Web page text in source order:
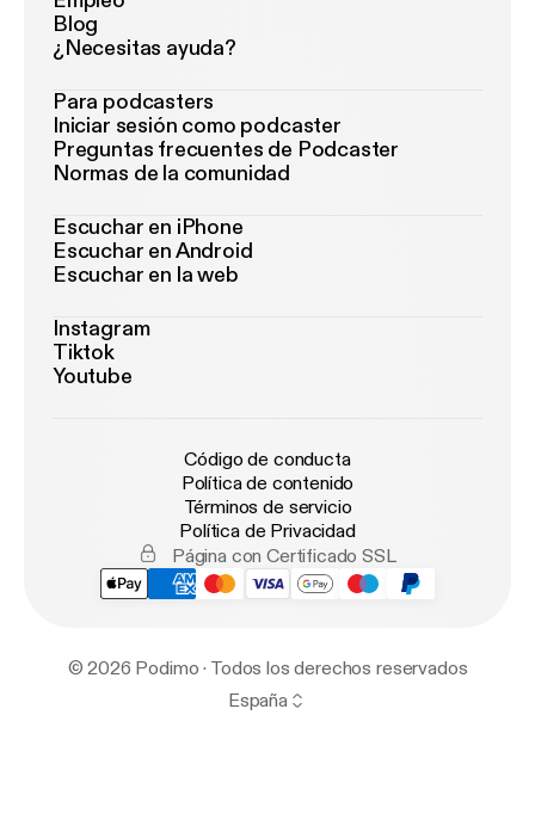
Blog
¿Necesitas ayuda?
Para podcasters
Iniciar sesión como podcaster
Preguntas frecuentes de Podcaster
Normas de la comunidad
Escuchar en iPhone
Escuchar en Android
Escuchar en la web
Instagram
Tiktok
Youtube
Código de conducta
Política de contenido
Términos de servicio
Política de Privacidad
Página con Certificado SSL
© 2026 Podimo · Todos los derechos reservados
España